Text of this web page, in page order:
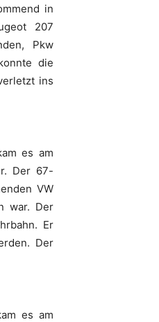
in
207
Pkw
die
ins
es am
Der 67-
VW
war. Der
Er
Der
es am